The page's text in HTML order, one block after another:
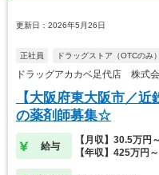
更新日：2026年5月26日
正社員 ドラッグストア（OTCのみ）
ドラッグアカカベ足代店 株式
【大阪府東大阪市／
の薬剤師募集☆
給与
【月収】30.5万円
【年収】425万円